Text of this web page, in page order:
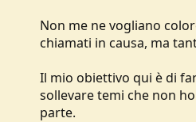
Non me ne vogliano
chiamati in causa, ma
Il mio obiettivo qui è di
sollevare temi che non
parte.